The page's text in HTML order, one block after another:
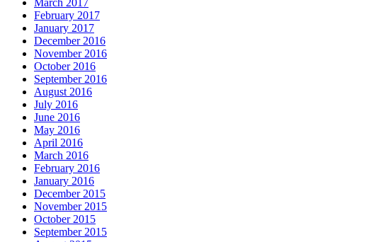
March 2017
February 2017
January 2017
December 2016
November 2016
October 2016
September 2016
August 2016
July 2016
June 2016
May 2016
April 2016
March 2016
February 2016
January 2016
December 2015
November 2015
October 2015
September 2015